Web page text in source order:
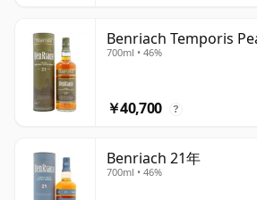
Benriach Temporis
700ml • 46%
￥40,700 ?
Benriach 21年
700ml • 46%